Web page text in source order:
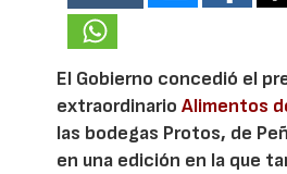
El Gobierno concedió el
extraordinarioAlimentos
las bodegas Protos, de
en una edición en la que